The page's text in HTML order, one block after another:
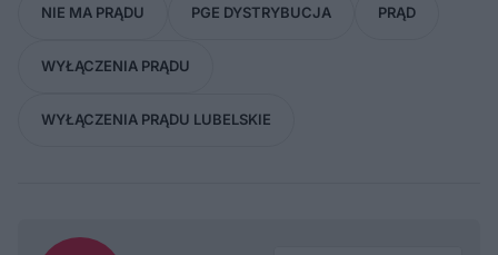
NIE MA PRĄDU PGE DYSTRYBUCJA PRĄD
WYŁĄCZENIA PRĄDU
WYŁĄCZENIA PRĄDU LUBELSKIE